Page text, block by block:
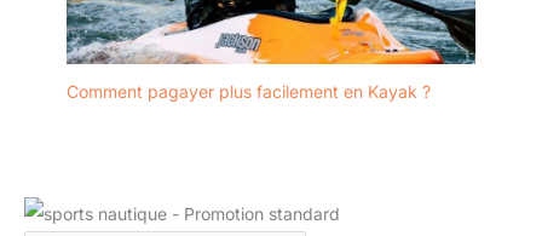
Comment pagayer plus facilement en Kayak ?